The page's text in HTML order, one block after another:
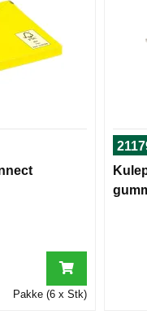
Pakke (6 x Stk)